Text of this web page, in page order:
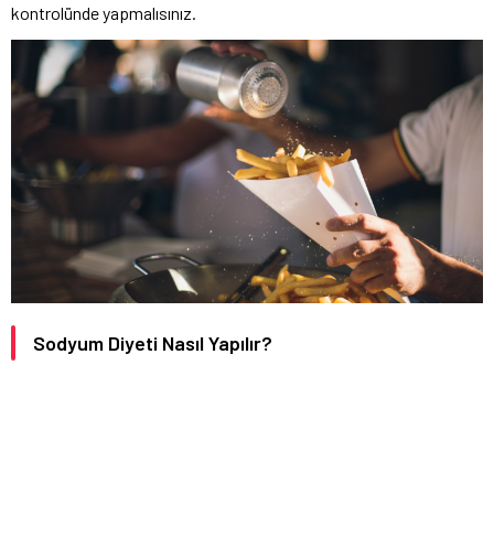
kontrolünde yapmalısınız.
Sodyum Diyeti Nasıl Yapılır?